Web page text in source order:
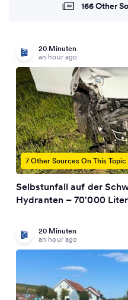
166 Other
20 Minuten
an hour ago
7 Other Sources On This Topic
Selbstunfall auf der
Hydranten – 70'000
20 Minuten
an hour ago